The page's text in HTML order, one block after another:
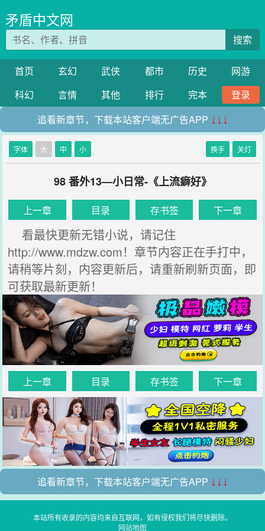
矛盾中文网
搜索
首页 玄幻 武侠 都市 历史
网游
科幻
言情 其他 排行 完本
登录
追看新章节，下载本站客户端无广告APP ↓↓↓
字体 大 中 小 换手 关灯
98 番外13—小日常-《上流癖好》
上一章 目录 存书签 下一章
看最快更新无错小说，请记住
http://www.mdzw.com！章节内容正在手打中，
请稍等片刻，内容更新后，请重新刷新页面，即
可获取最新更新！
上一章 目录 存书签 下一章
追看新章节，下载本站客户端无广告APP ↓↓↓
本站所有收录的内容均来自互联网，如有侵权我们将尽快删除。
网站地图